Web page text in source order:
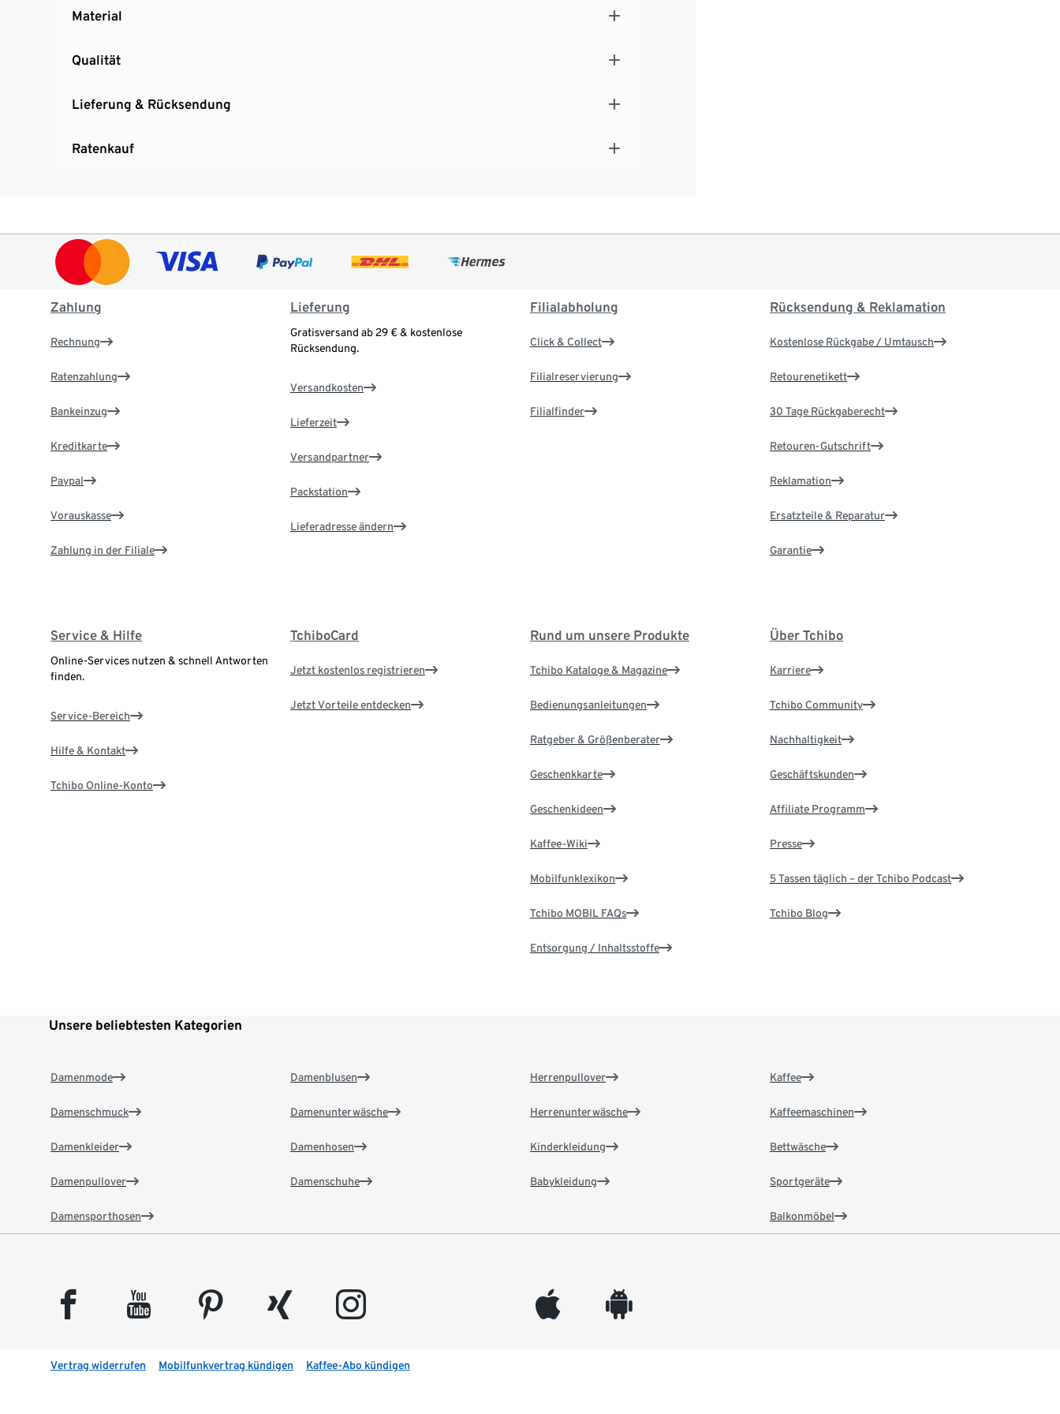
Material
Qualität
Lieferung & Rücksendung
Ratenkauf
Zahlung
Rechnung
Ratenzahlung
Bankeinzug
Kreditkarte
Paypal
Vorauskasse
Zahlung in der Filiale
Lieferung
Gratisversand ab 29 € & kostenlose
Rücksendung.
Versandkosten
Lieferzeit
Versandpartner
Packstation
Lieferadresse ändern
Filialabholung
Click & Collect
Filialreservierung
Filialfinder
Rücksendung & Reklamation
Kostenlose Rückgabe / Umtausch
Retourenetikett
30 Tage Rückgaberecht
Retouren-Gutschrift
Reklamation
Ersatzteile & Reparatur
Garantie
Service & Hilfe
Online-Services nutzen & schnell Antworten
finden.
Service-Bereich
Hilfe & Kontakt
Tchibo Online-Konto
TchiboCard
Jetzt kostenlos registrieren
Jetzt Vorteile entdecken
Rund um unsere Produkte
Tchibo Kataloge & Magazine
Bedienungsanleitungen
Ratgeber & Größenberater
Geschenkkarte
Geschenkideen
Kaffee-Wiki
Mobilfunklexikon
Tchibo MOBIL FAQs
Entsorgung / Inhaltsstoffe
Über Tchibo
Karriere
Tchibo Community
Nachhaltigkeit
Geschäftskunden
Affiliate Programm
Presse
5 Tassen täglich – der Tchibo Podcast
Tchibo Blog
Unsere beliebtesten Kategorien
Damenmode
Damenschmuck
Damenkleider
Damenpullover
Damensporthosen
Damenblusen
Damenunterwäsche
Damenhosen
Damenschuhe
Herrenpullover
Herrenunterwäsche
Kinderkleidung
Babykleidung
Kaffee
Kaffeemaschinen
Bettwäsche
Sportgeräte
Balkonmöbel
facebook youtube pinterest xing instagram appleinc android
Vertrag widerrufen Mobilfunkvertrag kündigen Kaffee-Abo kündigen